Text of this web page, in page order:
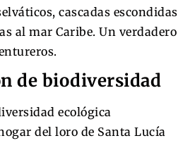
cascadas escondidas
al mar Caribe. Un verdadero
de biodiversidad
ecológica
del loro de Santa Lucía